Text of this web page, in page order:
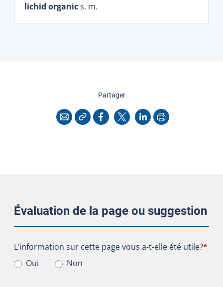
lichid organics. m.
Partagercette page
CourrielCopier l'adresse
Facebook
X LinkedInImprimer
Évaluation de la page ou suggestion
L’information sur cette page vous a-t-elle été utile?
L’information sur cette page vous a-t-elle été utile?*
Oui
Non